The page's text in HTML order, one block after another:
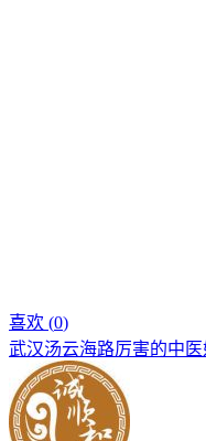
喜欢 (0)
武汉汤云海路厉害的中